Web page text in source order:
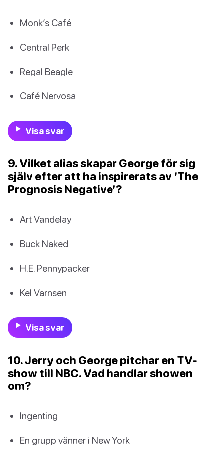
Monk’s Café
Central Perk
Regal Beagle
Café Nervosa
Visa svar
9. Vilket alias skapar George för sig
själv efter att ha inspirerats av ‘The
Prognosis Negative’?
Art Vandelay
Buck Naked
H.E. Pennypacker
Kel Varnsen
Visa svar
10. Jerry och George pitchar en TV-
show till NBC. Vad handlar showen
om?
Ingenting
En grupp vänner i New York